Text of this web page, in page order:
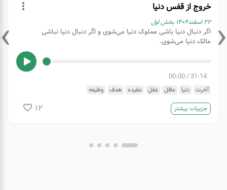
خروج از قفس دنیا
۲۲ اسفند۱۴۰۴ بخش اول
️اگر دنبال دنیا باشی مملوک دنیا می‌شوی و اگر دنبال دنیا نباشی
مالک دنیا می‌شوی‌.
31:14
/
00:00
آخرت دنیا عاقل عقل عقیده هدف وظیفه
جزییات بیشتر 12
‹
›